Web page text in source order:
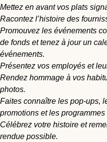
Mettez en avant vos plats
Racontez l’histoire des
Promouvez les événements
de fonds et tenez à jour un
événements.
Présentez vos employés et
Rendez hommage à vos
photos.
Faites connaître les pop-ups,
promotions et les programmes
Célébrez votre histoire et
rendue possible.